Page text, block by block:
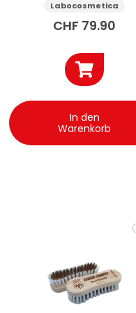
Labocosmetica
CHF 79.90
In den
Warenkorb